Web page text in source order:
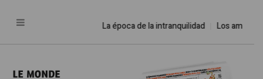
La época de la intranquilidad Los amos del